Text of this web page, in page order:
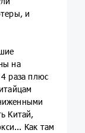
и
на
раза плюс
Китай,
Как там